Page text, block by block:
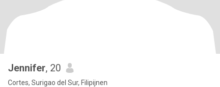
Jennifer, 20
Cortes, Surigao del Sur, Filipijnen